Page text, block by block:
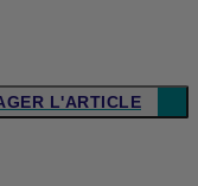
L'ARTICLE